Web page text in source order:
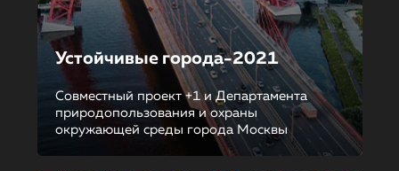
Устойчивые города-2021
Совместный проект +1 и Департамента
природопользования и охраны
окружающей среды города Москвы